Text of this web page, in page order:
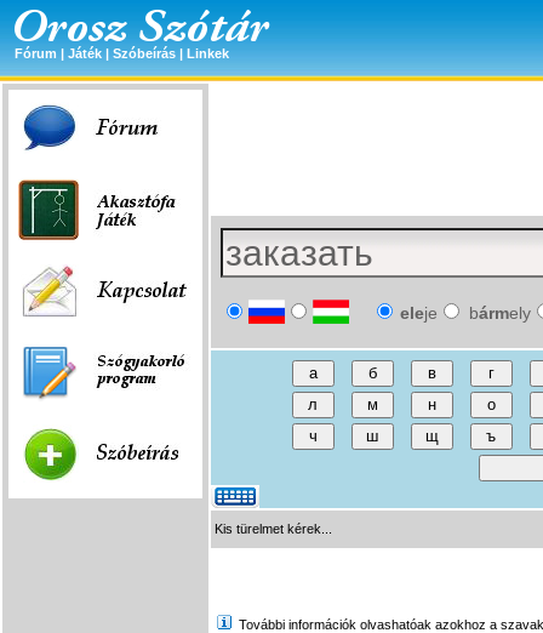
Fórum | Játék | Szóbeírás | Linkek
eleje bármely
Kis türelmet kérek...
További információk olvashatóak azokhoz a